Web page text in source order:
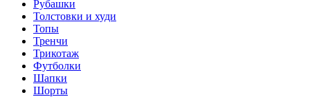
Рубашки
Толстовки и худи
Топы
Тренчи
Трикотаж
Футболки
Шапки
Шорты